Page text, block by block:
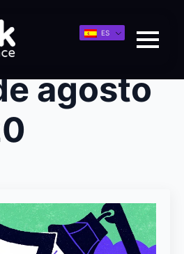
ES
agosto